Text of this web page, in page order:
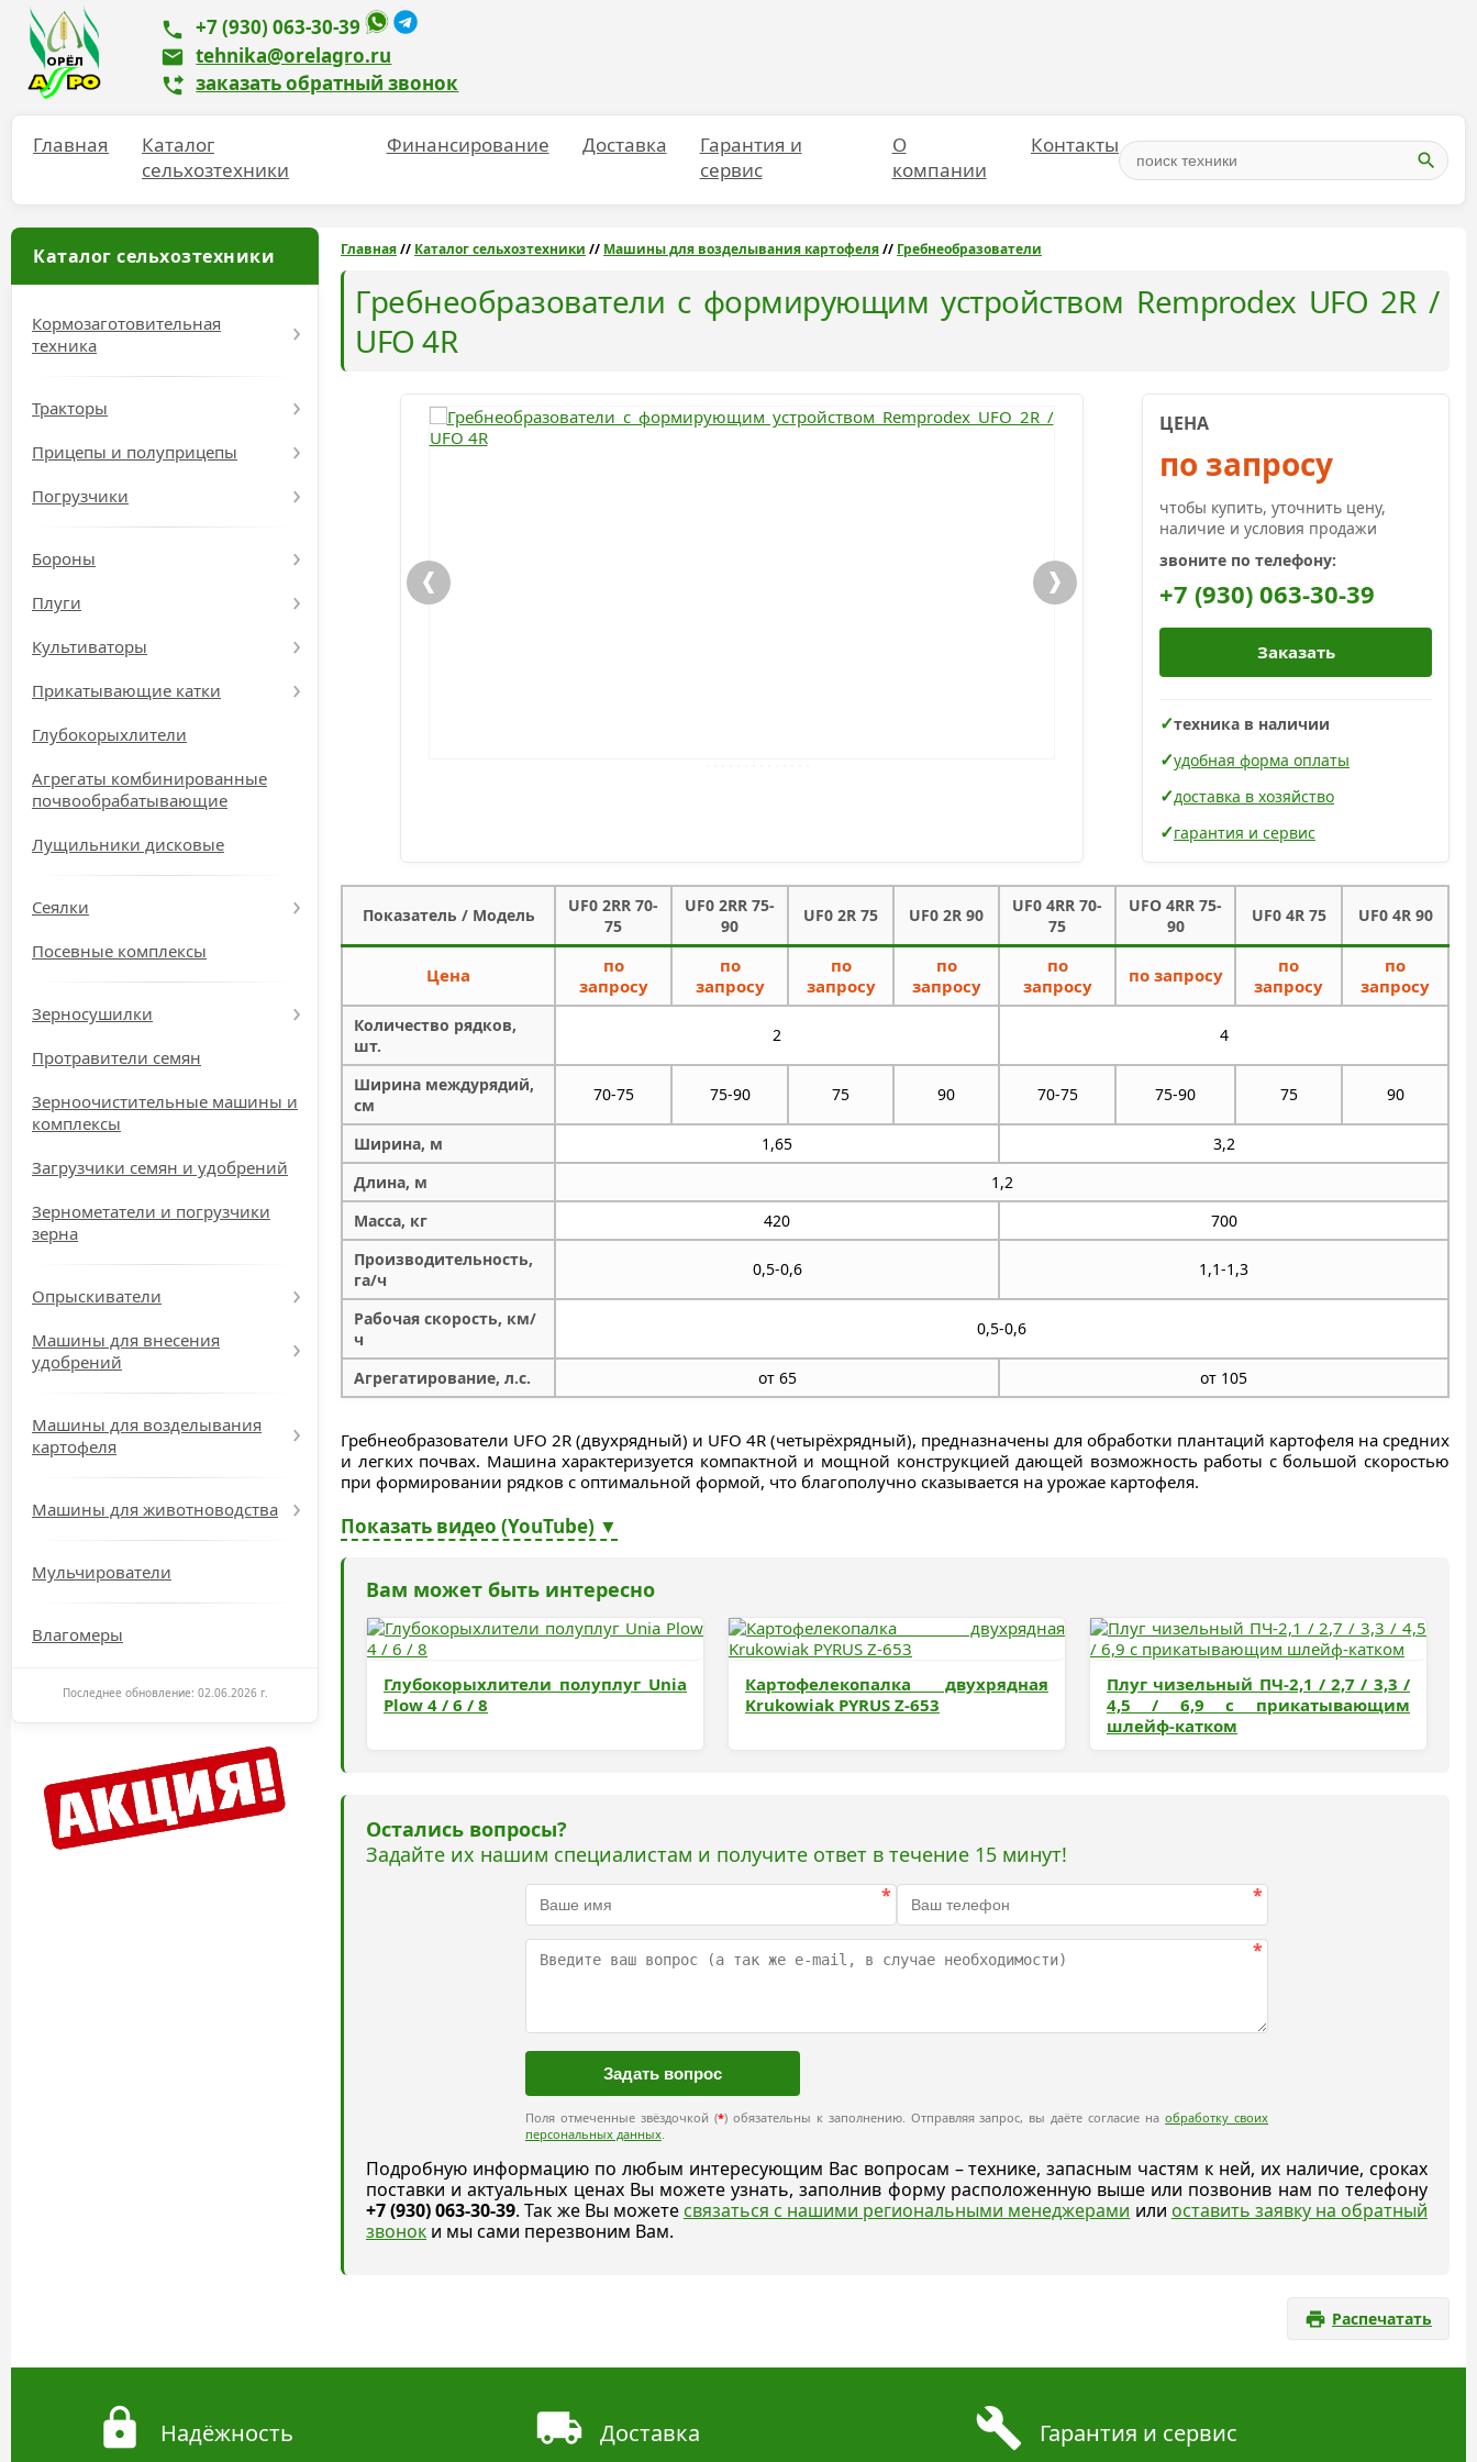
+7 (930) 063-30-39
tehnika@orelagro.ru
заказать обратный звонок
Главная
Каталог
сельхозтехники
Финансирование Доставка
Гарантия и
сервис
О
компании
Контакты
Главная// Каталог сельхозтехники // Машины для возделывания картофеля// Гребнеобразователи
Гребнеобразователи с формирующим устройством Remprodex UFО 2R /
UFO 4R
ЦЕНА
по запросу
чтобы купить, уточнить цену,
наличие и условия продажи
звоните по телефону:
+7 (930) 063-30-39
Заказать
техника в наличии
удобная форма оплаты
доставка в хозяйство
гарантия и сервис
Показатель / Модель
UF0 2RR 70-
75
UF0 2RR 75-
90
UF0 2R 75 UF0 2R 90
UF0 4RR 70-
75
UFO 4RR 75-
90
UF0 4R 75 UF0 4R 90
Цена
по
запросу
по
запросу
по
запросу
по
запросу
по
запросу
по запросу
по
запросу
по
запросу
Количество рядков,
шт.
2 4
Ширина междурядий,
см
70-75 75-90 75 90 70-75 75-90 75 90
Ширина, м 1,65
3,2
Длина, м
1,2
Масса, кг
420
700
Производительность,
га/ч
0,5-0,6 1,1-1,3
Рабочая скорость, км/
ч
0,5-0,6
Агрегатирование, л.с. от 65 от 105
Гребнеобразователи UFО 2R (двухрядный) и UFO 4R (четырёхрядный), предназначены для обработки плантаций картофеля на средних
и легких почвах. Машина характеризуется компактной и мощной конструкцией дающей возможность работы с большой скоростью
при формировании рядков с оптимальной формой, что благополучно сказывается на урожае картофеля.
Показать видео (YouTube) ▼
Вам может быть интересно
Глубокорыхлители полуплуг Unia
Plow 4 / 6 / 8
Картофелекопалка двухрядная
Krukowiak PYRUS Z-653
Плуг чизельный ПЧ-2,1 / 2,7 / 3,3 /
4,5 / 6,9 с прикатывающим
шлейф-катком
Остались вопросы?
Задайте их нашим специалистам и получите ответ в течение 15 минут!
* *
*
Поля отмеченные звёздочкой (*) обязательны к заполнению. Отправляя запрос, вы даёте согласие наобработку своих
персональных данных.
Подробную информацию по любым интересующим Вас вопросам – технике, запасным частям к ней, их наличие, сроках
поставки и актуальных ценах Вы можете узнать, заполнив форму расположенную выше или позвонив нам по телефону
+7 (930) 063-30-39. Так же Вы можете связаться с нашими региональными менеджерами или оставить заявку на обратный
звонок и мы сами перезвоним Вам.
Распечатать
Каталог сельхозтехники
Кормозаготовительная
техника
Тракторы
Прицепы и полуприцепы
Погрузчики
Бороны
Плуги
Культиваторы
Прикатывающие катки
Глубокорыхлители
Агрегаты комбинированные
почвообрабатывающие
Лущильники дисковые
Сеялки
Посевные комплексы
Зерносушилки
Протравители семян
Зерноочистительные машины и
комплексы
Загрузчики семян и удобрений
Зернометатели и погрузчики
зерна
Опрыскиватели
Машины для внесения
удобрений
Машины для возделывания
картофеля
Машины для животноводства
Мульчирователи
Влагомеры
Последнее обновление: 02.06.2026 г.
Надёжность Доставка Гарантия и сервис